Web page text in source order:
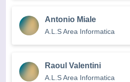
Antonio Miale
A.L.S Area Informatica
Raoul Valentini
A.L.S Area Informatica